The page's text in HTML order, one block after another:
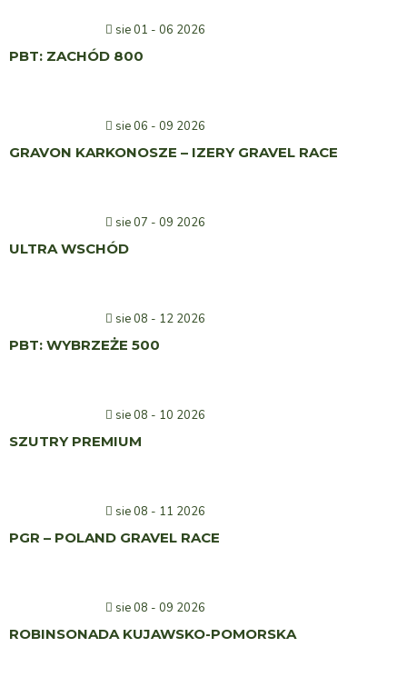
sie 01 - 06 2026
PBT: ZACHÓD 800
sie 06 - 09 2026
GRAVON KARKONOSZE – IZERY GRAVEL RACE
sie 07 - 09 2026
ULTRA WSCHÓD
sie 08 - 12 2026
PBT: WYBRZEŻE 500
sie 08 - 10 2026
SZUTRY PREMIUM
sie 08 - 11 2026
PGR – POLAND GRAVEL RACE
sie 08 - 09 2026
ROBINSONADA KUJAWSKO-POMORSKA